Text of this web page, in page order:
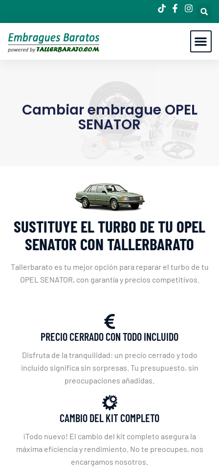
Cambiar embrague OPEL
SENATOR
SUSTITUYE EL TURBO DE TU OPEL
SENATOR CON TALLERBARATO
Tallerbarato es tu mejor opción para reparar el turbo de tu
OPEL SENATOR, con garantía y precios competitivos.
PRECIO CERRADO CON TODO INCLUIDO
Disfruta de la tranquilidad: un precio cerrado y todo
incluido significa sin sorpresas. Tu presupuesto, sin
preocupaciones añadidas.
CAMBIO DEL KIT COMPLETO
¡Todo nuevo! El cambio del kit completo asegura la
máxima eficiencia y rendimiento. No te preocupes, nos
encargamos nosotros.